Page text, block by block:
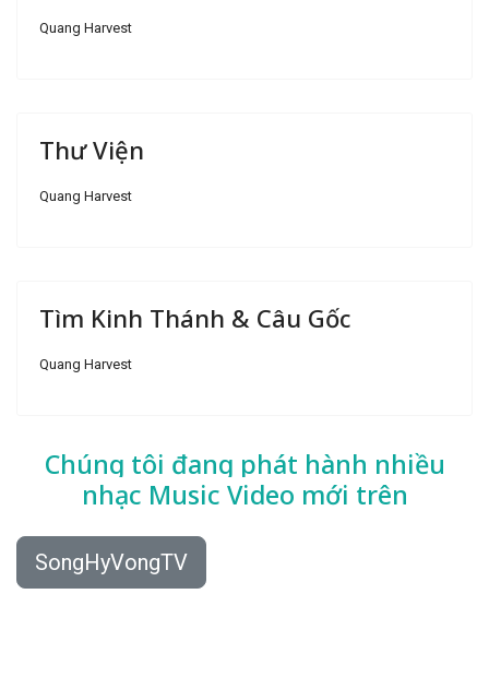
Quang Harvest
Thư Viện
Quang Harvest
Tìm Kinh Thánh & Câu Gốc
Quang Harvest
Chúng tôi đang phát hành nhiều
nhạc Music Video mới trên
SongHyVongTV